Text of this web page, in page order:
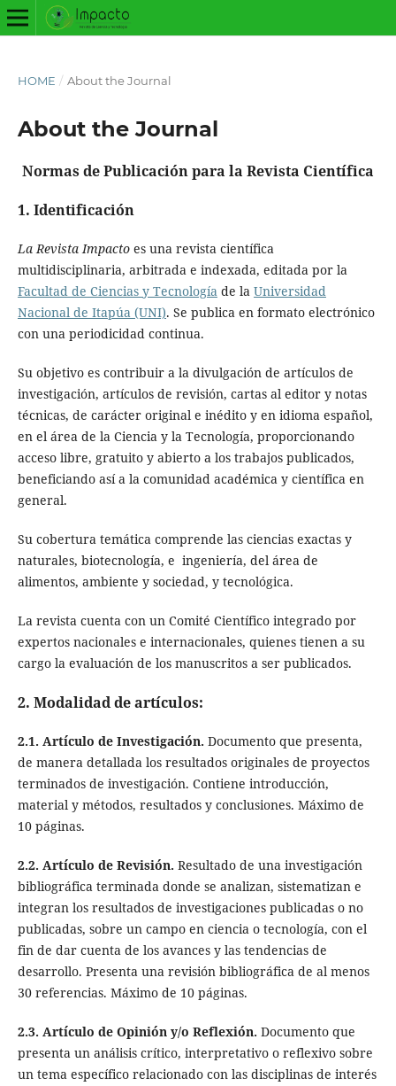
HOME / About the Journal
About the Journal
Normas de Publicación para la Revista Científica
1. Identificación
La Revista Impacto es una revista científica
multidisciplinaria, arbitrada e indexada, editada por la
Facultad de Ciencias y Tecnologíade la Universidad
Nacional de Itapúa (UNI). Se publica en formato electrónico
con una periodicidad continua.
Su objetivo es contribuir a la divulgación de artículos de
investigación, artículos de revisión, cartas al editor y notas
técnicas, de carácter original e inédito y en idioma español,
en el área de la Ciencia y la Tecnología, proporcionando
acceso libre, gratuito y abierto a los trabajos publicados,
beneficiando así a la comunidad académica y científica en
general.
Su cobertura temática comprende las ciencias exactas y
naturales, biotecnología, e ingeniería, del área de
alimentos, ambiente y sociedad, y tecnológica.
La revista cuenta con un Comité Científico integrado por
expertos nacionales e internacionales, quienes tienen a su
cargo la evaluación de los manuscritos a ser publicados.
2. Modalidad de artículos:
2.1. Artículo de Investigación. Documento que presenta,
de manera detallada los resultados originales de proyectos
terminados de investigación. Contiene introducción,
material y métodos, resultados y conclusiones. Máximo de
10 páginas.
2.2. Artículo de Revisión. Resultado de una investigación
bibliográfica terminada donde se analizan, sistematizan e
integran los resultados de investigaciones publicadas o no
publicadas, sobre un campo en ciencia o tecnología, con el
fin de dar cuenta de los avances y las tendencias de
desarrollo. Presenta una revisión bibliográfica de al menos
30 referencias. Máximo de 10 páginas.
2.3. Artículo de Opinión y/o Reflexión. Documento que
presenta un análisis crítico, interpretativo o reflexivo sobre
un tema específico relacionado con las disciplinas de interés